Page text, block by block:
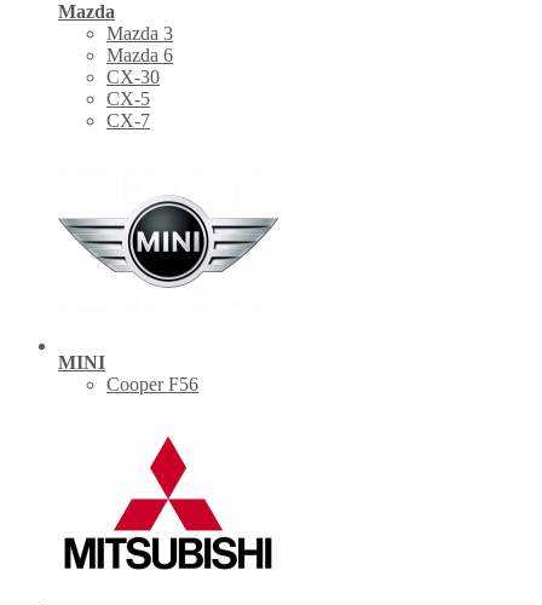
Mazda
Mazda 3
Mazda 6
CX-30
СХ-5
CX-7
MINI
Cooper F56